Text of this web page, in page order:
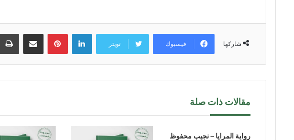
شاركها فيسبوك تويتر
لينكدإن بينتيريستمشاركة عبر البريد
مقالات ذات صلة
رواية المرايا – نجيب محفوظ